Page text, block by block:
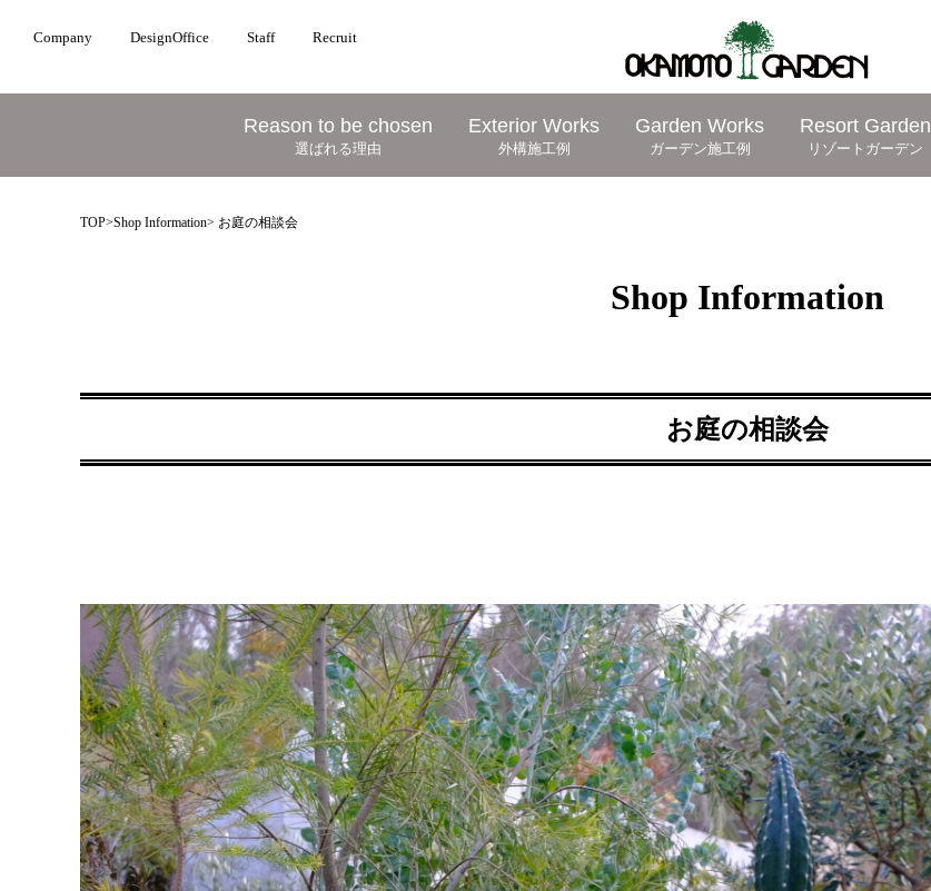
Company DesignOffice Staff Recruit
Reason to be chosen
選ばれる理由
Exterior Works
外構施工例
Garden Works
ガーデン施工例
Resort Garden
リゾートガーデン
TOP>Shop Information> お庭の相談会
Shop Information
お庭の相談会